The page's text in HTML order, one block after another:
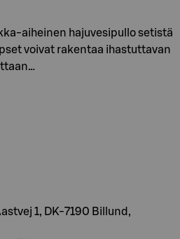
aiheinen hajuvesipullo setistä
voivat rakentaa ihastuttavan
1, DK-7190 Billund,